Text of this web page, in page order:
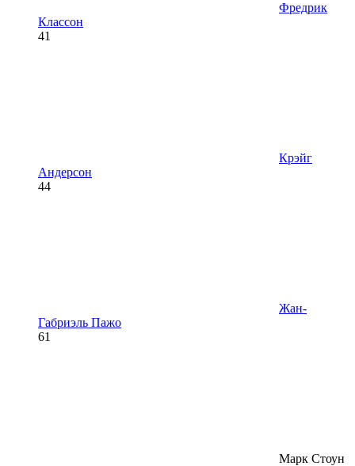
Фредрик
Классон
41
Крэйг
Андерсон
44
Жан-
Габриэль Пажо
61
Марк Стоун